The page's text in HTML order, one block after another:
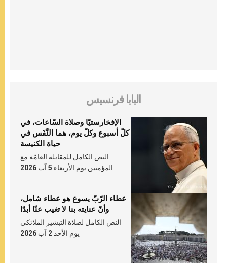
البابا فرنسيس
الإفخارستيّا وصلاة السّاعات، في
كلّ أسبوع وكلّ يوم، هما النَّفَس في
حياة الكنيسة
النص الكامل للمقابلة العامّة مع
المؤمنين يوم الأربعاء 5 آب 2026
عطاء الرّبّ يسوع هو عطاء شامل،
وأنّ عنايته بنا لا تغيب عنّا أبدًا
النص الكامل لصلاة التبشير الملائكي
يوم الأحد 2 آب 2026